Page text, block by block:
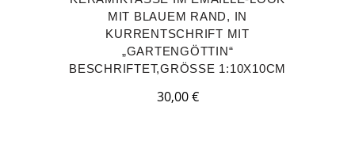
MIT BLAUEM RAND, IN
KURRENTSCHRIFT MIT
„GARTENGÖTTIN“
BESCHRIFTET,GRÖSSE 1:10X10CM
30,00€